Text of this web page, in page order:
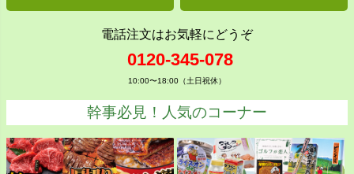
電話注文はお気軽にどうぞ
0120-345-078
10:00〜18:00（土日祝休）
幹事必見！人気のコーナー